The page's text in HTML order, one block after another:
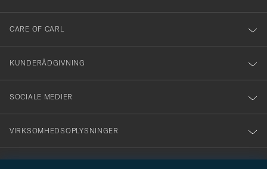
dig
till
vårt
nyhetsbrev!
CARE OF CARL
KUNDERÅDGIVNING
SOCIALE MEDIER
VIRKSOMHEDSOPLYSNINGER